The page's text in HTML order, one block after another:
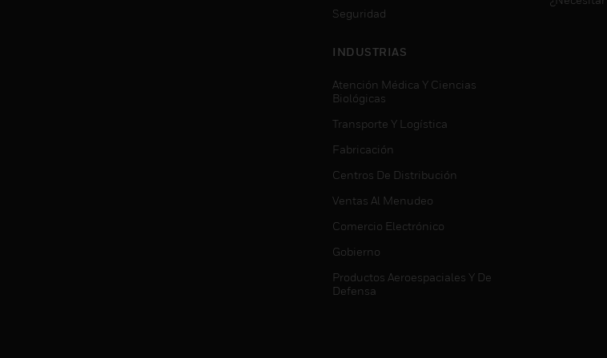
Seguridad
INDUSTRIAS
Atención Médica Y Ciencias
Biológicas
Transporte Y Logística
Fabricación
Centros De Distribución
Ventas Al Menudeo
Comercio Electrónico
Gobierno
Productos Aeroespaciales Y De
Defensa